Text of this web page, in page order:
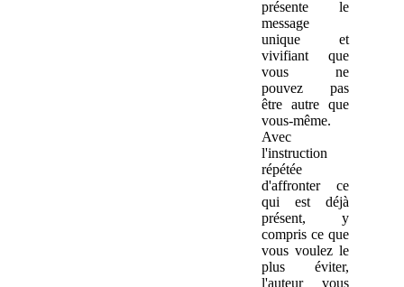
présente le
message
unique et
vivifiant que
vous ne
pouvez pas
être autre que
vous-même.
Avec
l'instruction
répétée
d'affronter ce
qui est déjà
présent, y
compris ce que
vous voulez le
plus éviter,
l'auteur vous